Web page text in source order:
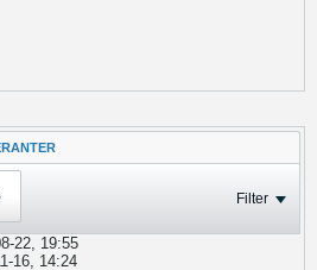
Filter
22, 19:55
16, 14:24